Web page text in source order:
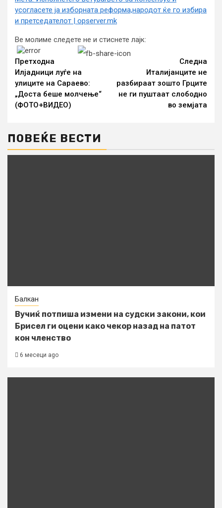
усогласете ја изборната реформа,народот ќе го избира
и претседателот | opserver.mk
Ве молиме следете не и стиснете лајк:
Continue
Reading
Претходна
Илјадници луѓе на
улиците на Сараево:
„Доста беше молчење“
(ФОТО+ВИДЕО)
Следна
Италијанците не
разбираат зошто Грците
не ги пуштаат слободно
во земјата
ПОВЕЌЕ ВЕСТИ
Балкан
Вучиќ потпиша измени на судски закони, кои
Брисел ги оцени како чекор назад на патот
кон членство
6 месеци ago